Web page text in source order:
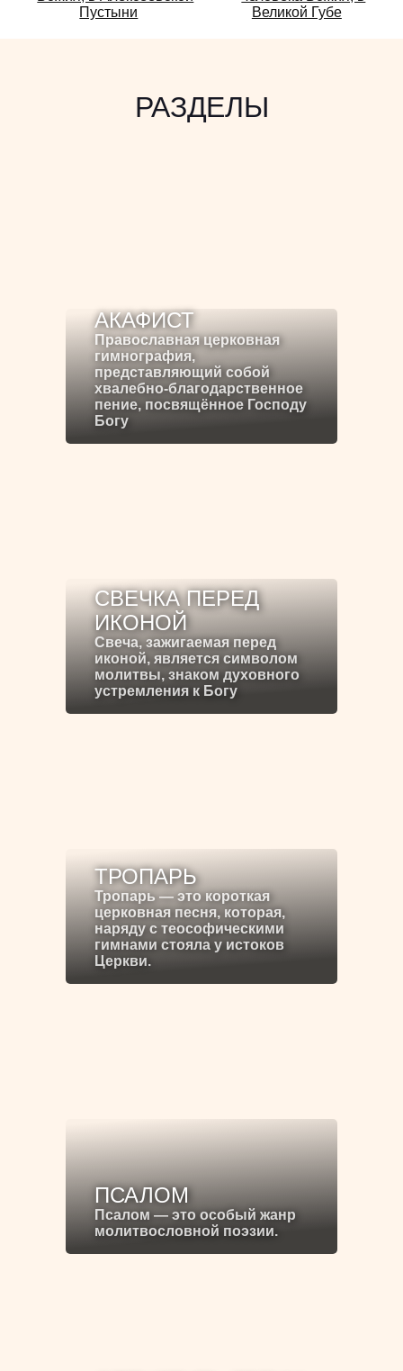
также: Пустыни
Великой Губе
РАЗДЕЛЫ
АКАФИСТ
Православная церковная
гимнография,
представляющий собой
хвалебно-благодарственное
пение, посвящённое Господу
Богу
СВЕЧКА ПЕРЕД
ИКОНОЙ
Свеча, зажигаемая перед
иконой, является символом
молитвы, знаком духовного
устремления к Богу
ТРОПАРЬ
Тропарь — это короткая
церковная песня, которая,
наряду с теософическими
гимнами стояла у истоков
Церкви.
ПСАЛОМ
Псалом — это особый жанр
молитвословной поэзии.